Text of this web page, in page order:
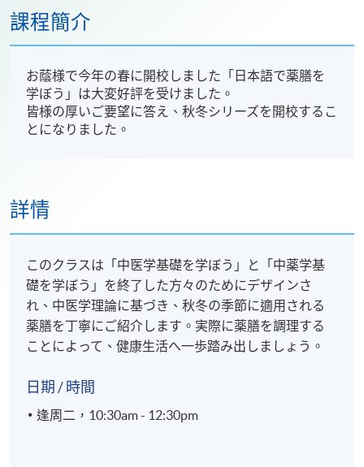
課程簡介
お蔭様で今年の春に開校しました「日本語で薬膳を
学ぼう」は大変好評を受けました。
皆様の厚いご要望に答え、秋冬シリーズを開校するこ
とになりました。
詳情
このクラスは「中医学基礎を学ぼう」と「中薬学基
礎を学ぼう」を終了した方々のためにデザインさ
れ、中医学理論に基づき、秋冬の季節に適用される
薬膳を丁寧にご紹介します。実際に薬膳を調理する
ことによって、健康生活へ一歩踏み出しましょう。
日期 / 時間
逢周二，10:30am - 12:30pm